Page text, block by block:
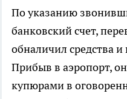
По указанию
банковский счет,
обналичил средства
Прибыв в аэропорт,
купюрами в